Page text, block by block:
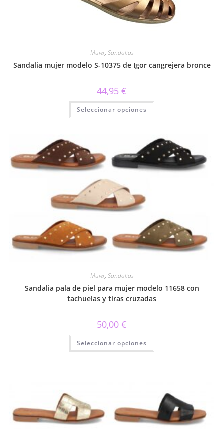
Mujer, Sandalias
Sandalia mujer modelo S-10375 de Igor cangrejera bronce
44,95 €
Seleccionar opciones
Este
tiene
Las
opciones
se
pueden
elegir
en
Mujer, Sandalias
Sandalia pala de piel para mujer modelo 11658 con
tachuelas y tiras cruzadas
50,00 €
Seleccionar opciones
Este
tiene
pueden
elegir
en
la
página